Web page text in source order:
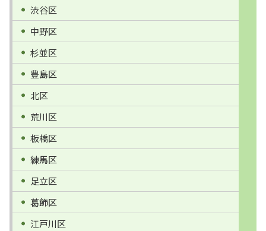
渋谷区
中野区
杉並区
豊島区
北区
荒川区
板橋区
練馬区
足立区
葛飾区
江戸川区